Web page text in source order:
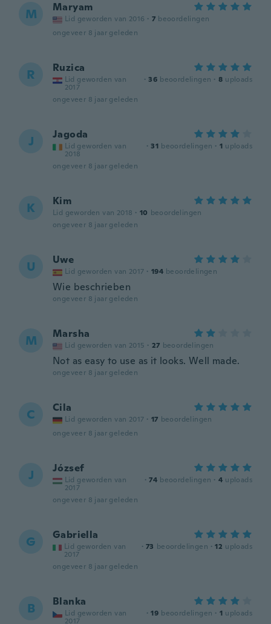
M Maryam
Lid geworden van 2016 · 7 beoordelingen
ongeveer 8 jaar geleden
R Ruzica
Lid geworden van
2017
· 36 beoordelingen · 8 uploads
ongeveer 8 jaar geleden
J Jagoda
Lid geworden van
2018
· 31 beoordelingen · 1 uploads
ongeveer 8 jaar geleden
K Kim
Lid geworden van 2018 · 10 beoordelingen
ongeveer 8 jaar geleden
U Uwe
Lid geworden van 2017 · 194 beoordelingen
Wie beschrieben
ongeveer 8 jaar geleden
M Marsha
Lid geworden van 2015 · 27 beoordelingen
Not as easy to use as it looks. Well made.
ongeveer 8 jaar geleden
C Cila
Lid geworden van 2017 · 17 beoordelingen
ongeveer 8 jaar geleden
J József
Lid geworden van
2017
· 74 beoordelingen · 4 uploads
ongeveer 8 jaar geleden
G Gabriella
Lid geworden van
2017
· 73 beoordelingen · 12 uploads
ongeveer 8 jaar geleden
B Blanka
Lid geworden van
2017
· 19 beoordelingen · 1 uploads